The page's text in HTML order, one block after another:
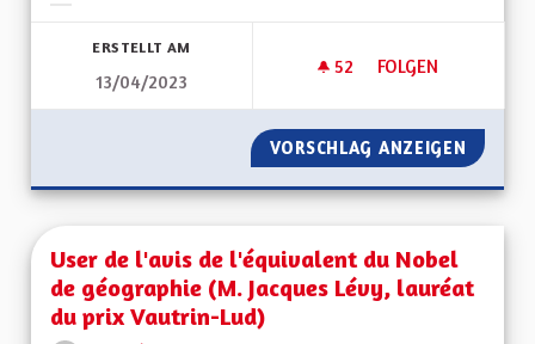
ERSTELLT AM
13/04/2023
52 52 FOLLOWER
FOLGEN
UNE RÉGION
VORSCHLAG ANZEIGEN UNE
User de l'avis de l'équivalent du Nobel
de géographie (M. Jacques Lévy, lauréat
du prix Vautrin-Lud)